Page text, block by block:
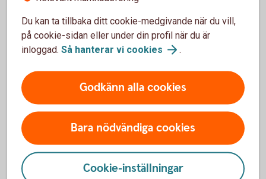
Landslagets Fotbollsskola
Vi är stolta sponsorer till Landslagets Fotbollsskola.
Fotbollsskolan är en av Sveriges största
fotbollsskolor för barn och ungdomar och arrangeras
av lokala föreningar runt om i landet. Den gör det
möjligt för barn i en trygg miljö få prova på fotboll
utan krav. Tillsammans med Stiftelsen Friends har vi
tagit fram ett inspirerande material med tips och
Du kan ta tillbaka ditt cookie-medgivande när du vill,
på cookie-sidan eller under din profil när du är
inloggad. Så hanterar vi cookies .
Godkänn alla cookies
Bara nödvändiga cookies
Cookie-inställningar